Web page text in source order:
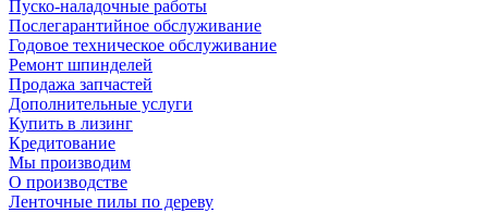
Пуско-наладочные работы
Послегарантийное обслуживание
Годовое техническое обслуживание
Ремонт шпинделей
Продажа запчастей
Дополнительные услуги
Купить в лизинг
Кредитование
Мы производим
О производстве
Ленточные пилы по дереву